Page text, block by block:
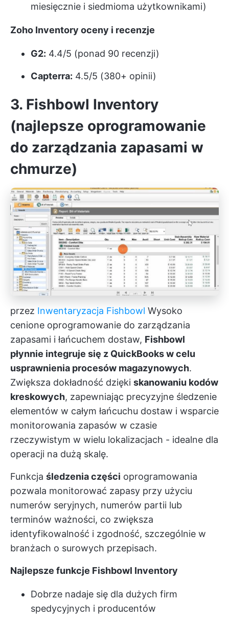
miesięcznie i siedmioma użytkownikami)
Zoho Inventory oceny i recenzje
G2: 4.4/5 (ponad 90 recenzji)
Capterra: 4.5/5 (380+ opinii)
3. Fishbowl Inventory
(najlepsze oprogramowanie
do zarządzania zapasami w
chmurze)
przez Inwentaryzacja Fishbowl Wysoko
cenione oprogramowanie do zarządzania
zapasami i łańcuchem dostaw, Fishbowl
płynnie integruje się z QuickBooks w celu
usprawnienia procesów magazynowych.
Zwiększa dokładność dzięki skanowaniu kodów
kreskowych, zapewniając precyzyjne śledzenie
elementów w całym łańcuchu dostaw i wsparcie
monitorowania zapasów w czasie
rzeczywistym w wielu lokalizacjach - idealne dla
operacji na dużą skalę.
Funkcja śledzenia części oprogramowania
pozwala monitorować zapasy przy użyciu
numerów seryjnych, numerów partii lub
terminów ważności, co zwiększa
identyfikowalność i zgodność, szczególnie w
branżach o surowych przepisach.
Najlepsze funkcje Fishbowl Inventory
Dobrze nadaje się dla dużych firm
spedycyjnych i producentów